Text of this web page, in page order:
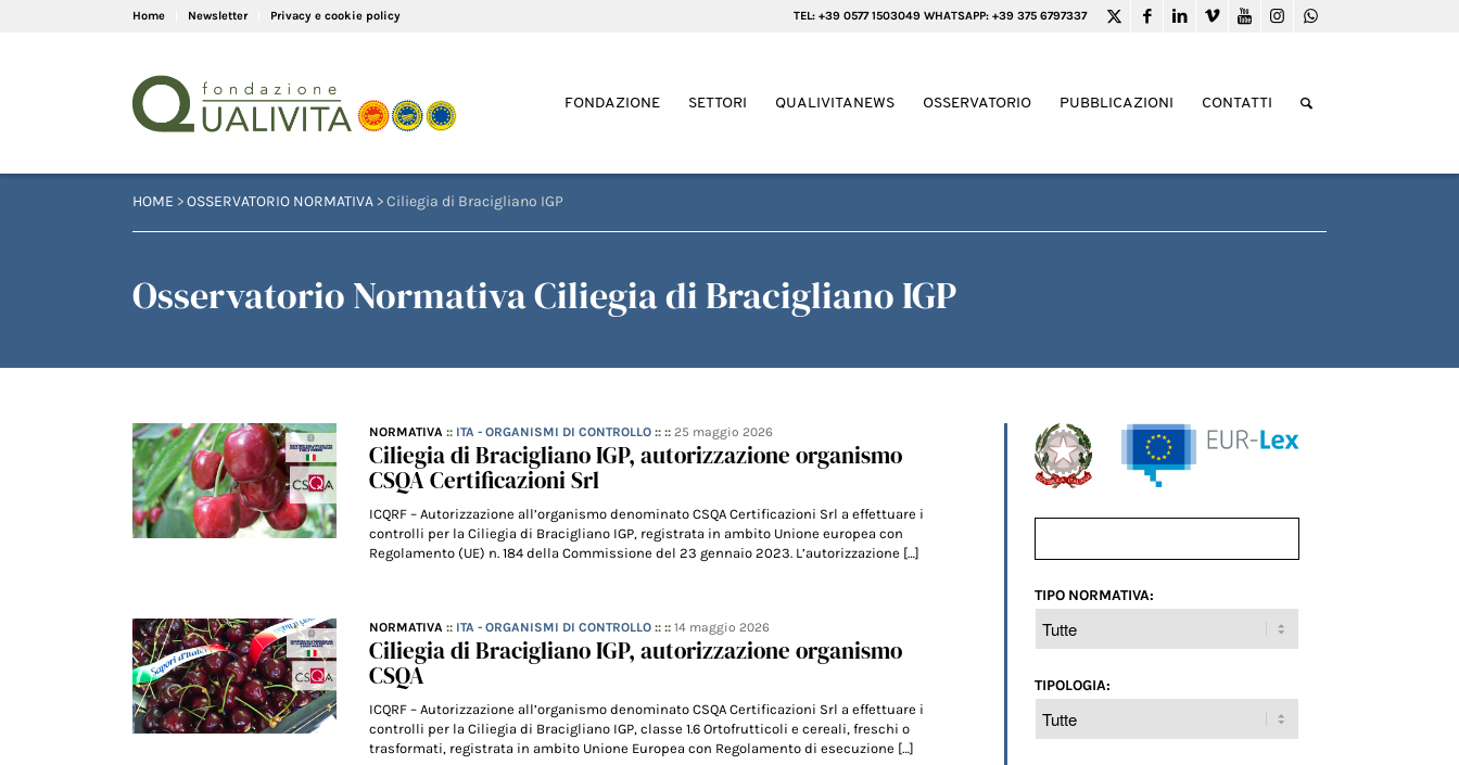
Home Newsletter Privacy e cookie policy TEL: +39 0577 1503049 WHATSAPP: +39 375 6797337
FONDAZIONE SETTORI QUALIVITANEWS OSSERVATORIO PUBBLICAZIONI CONTATTI
HOME >OSSERVATORIO NORMATIVA > Ciliegia di Bracigliano IGP
Osservatorio Normativa Ciliegia di Bracigliano IGP
NORMATIVA :: ITA - ORGANISMI DI CONTROLLO :: ::25 maggio 2026
Ciliegia di Bracigliano IGP, autorizzazione organismo
CSQA Certificazioni Srl
ICQRF – Autorizzazione all’organismo denominato CSQA Certificazioni Srl a effettuare i
controlli per la Ciliegia di Bracigliano IGP, registrata in ambito Unione europea con
Regolamento (UE) n. 184 della Commissione del 23 gennaio 2023. L’autorizzazione […]
NORMATIVA :: ITA - ORGANISMI DI CONTROLLO :: ::14 maggio 2026
Ciliegia di Bracigliano IGP, autorizzazione organismo
CSQA
ICQRF – Autorizzazione all’organismo denominato CSQA Certificazioni Srl a effettuare i
controlli per la Ciliegia di Bracigliano IGP, classe 1.6 Ortofrutticoli e cereali, freschi o
trasformati, registrata in ambito Unione Europea con Regolamento di esecuzione […]
TIPO NORMATIVA:
TIPOLOGIA: